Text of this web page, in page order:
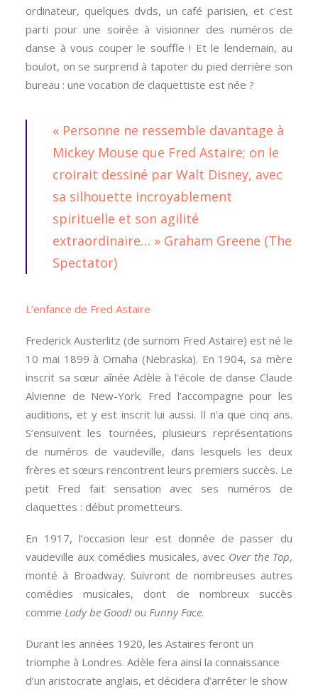
ordinateur, quelques dvds, un café parisien, et c’est
parti pour une soirée à visionner des numéros de
danse à vous couper le souffle ! Et le lendemain, au
boulot, on se surprend à tapoter du pied derrière son
bureau : une vocation de claquettiste est née ?
« Personne ne ressemble davantage à
Mickey Mouse que Fred Astaire; on le
croirait dessiné par Walt Disney, avec
sa silhouette incroyablement
spirituelle et son agilité
extraordinaire… » Graham Greene (The
Spectator)
L’enfance de Fred Astaire
Frederick Austerlitz (de surnom Fred Astaire) est né le
10 mai 1899 à Omaha (Nebraska). En 1904, sa mère
inscrit sa sœur aînée Adèle à l’école de danse Claude
Alvienne de New-York. Fred l’accompagne pour les
auditions, et y est inscrit lui aussi. Il n’a que cinq ans.
S’ensuivent les tournées, plusieurs représentations
de numéros de vaudeville, dans lesquels les deux
frères et sœurs rencontrent leurs premiers succès. Le
petit Fred fait sensation avec ses numéros de
claquettes : début prometteurs.
En 1917, l’occasion leur est donnée de passer du
vaudeville aux comédies musicales, avec Over the Top,
monté à Broadway. Suivront de nombreuses autres
comédies musicales, dont de nombreux succès
comme Lady be Good! ou Funny Face.
Durant les années 1920, les Astaires feront un
triomphe à Londres. Adèle fera ainsi la connaissance
d’un aristocrate anglais, et décidera d’arrêter le show